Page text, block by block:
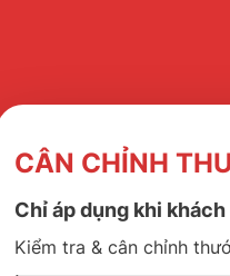
CÂN CHỈNH
Chỉ áp dụng khi
Kiểm tra & cân chỉnh